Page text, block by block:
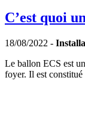
C’est quoi
18/08/2022 -
Le ballon ECS est
foyer. Il est constitué